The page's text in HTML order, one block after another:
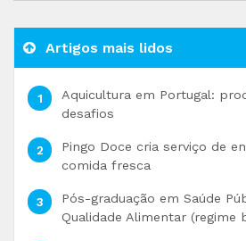
Artigos mais lidos
Aquicultura em Portugal:
desafios
Pingo Doce cria serviço de
comida fresca
Pós-graduação em Saúde
Qualidade Alimentar (regime